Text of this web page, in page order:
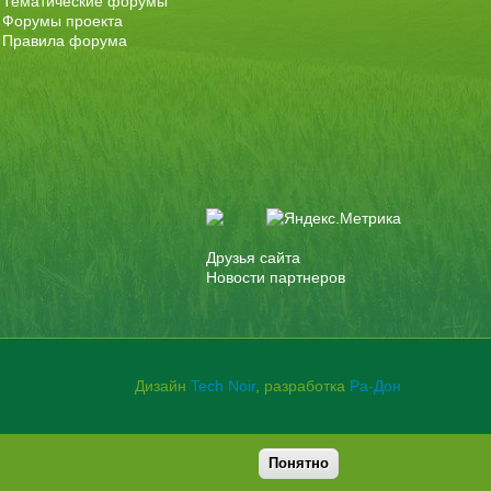
Форумы проекта
Правила форума
Друзья сайта
Новости партнеров
Дизайн Tech Noir, разработка Ра-Дон
Понятно